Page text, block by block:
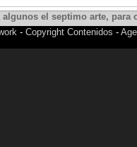
algunos el septimo arte,
- Copyright Contenidos -